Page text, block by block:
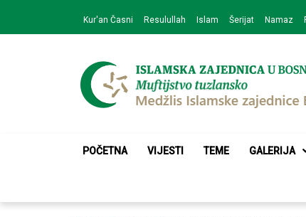
navigation
content
Kur'an Časni Resulullah Islam Šerijat Namaz
Medžlis
POČETNA VIJESTI TEME GALERIJA